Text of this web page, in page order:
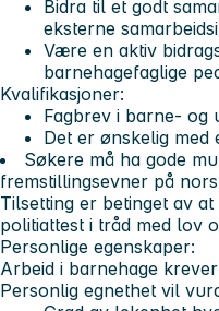
Bidra til et godt
eksterne
Være en aktiv
barnehagefaglige
Kvalifikasjoner:
Fagbrev i barne- og
Det er ønskelig med
Søkere må ha gode
fremstillingsevner på
Tilsetting er betinget av
politiattest i tråd med lov
Personlige egenskaper:
Arbeid i barnehage
Personlig egnethet vil